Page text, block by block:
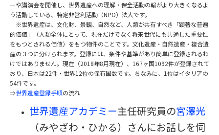
ーや講演会を開催し、世界遺産への理解・保全活動の輪がより大きくなるよ
う活動している、特定非営利活動（NPO）法人です。
※世界遺産は、文化財、景観、自然など、人類が共有すべき「顕著な普遍
的価値」（人類全体にとって、現在だけでなく将来世代にも共通した重要性
をもつとされる価値）をもつ物件のことです。文化遺産・自然遺産・複合遺
産の３つに分けられます。登録には、条件や基準があり簡単に登録されるわ
けではありません。現在（2018年8月現在）、167ヶ国1092件が登録されて
おり、日本は22件・世界12位の保有国数です。ちなみに、1位はイタリアの
54件です。
⇒世界遺産登録手順の流れ
世界遺産アカデミー主任研究員の宮澤光
（みやざわ・ひかる）さんにお話しを伺